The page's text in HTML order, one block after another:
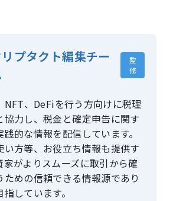
プタクト編集チー
監
修
NFT、DeFiを行う方向けに税理
協力し、税金と確定申告に関す
的な情報を配信しています。
い方等、お役立ち情報も提供す
家がよりスムーズに取引から確
ための信頼できる情報源であり
しています。